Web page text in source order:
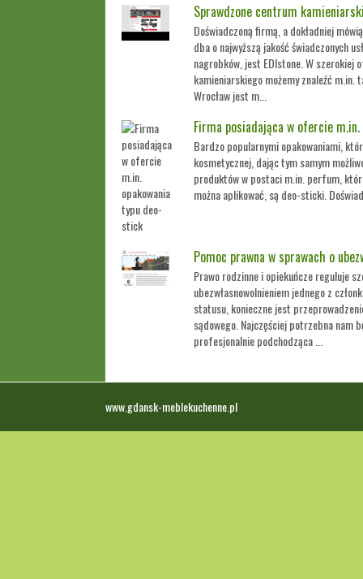
Sprawdzone centrum
Doświadczoną firmą, a dokładniej
dba o najwyższą jakość świadczonych
nagrobków, jest EDIstone. W szerokiej
kamieniarskiego możemy znaleźć
Wrocław jest m...
Firma posiadająca w ofercie
Bardzo popularnymi opakowaniami,
kosmetycznej, dając tym samym
produktów w postaci m.in. perfum,
można aplikować, są deo-sticki.
Pomoc prawna w sprawach o
Prawo rodzinne i opiekuńcze reguluje
ubezwłasnowolnieniem jednego z
statusu, konieczne jest
sądowego. Najczęściej potrzebna nam
profesjonalnie podchodząca ...
www.gdansk-meblekuchenne.pl